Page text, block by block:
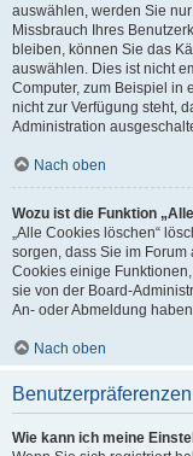
auswählen, werden Sie
Missbrauch Ihres
bleiben, können Sie das
auswählen. Dies ist nicht
Computer, zum Beispiel in
nicht zur Verfügung steht,
Administration
Nach oben
Wozu ist die Funktion
„Alle Cookies löschen“
sorgen, dass Sie im
Cookies einige
sie von der Board-
An- oder Abmeldung
Nach oben
Wie kann ich meine